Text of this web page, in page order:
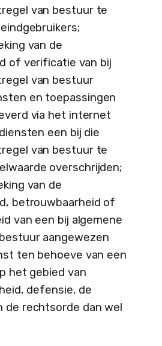
van bestuur te
van de
of verificatie van bij
van bestuur
en toepassingen
via het internet
een bij die
van bestuur te
overschrijden;
van de
betrouwbaarheid of
van een bij algemene
aangewezen
ten behoeve van een
het gebied van
defensie, de
de rechtsorde dan wel